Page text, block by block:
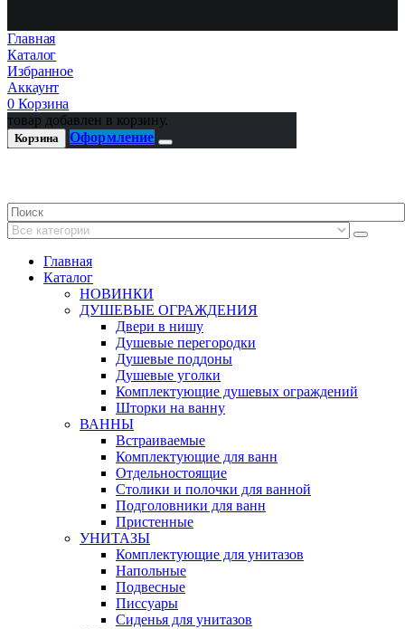
Главная
Каталог
Избранное
Аккаунт
0 Корзина
товар добавлен в корзину.
Корзина Оформление
Главная
Каталог
НОВИНКИ
ДУШЕВЫЕ ОГРАЖДЕНИЯ
Двери в нишу
Душевые перегородки
Душевые поддоны
Душевые уголки
Комплектующие душевых ограждений
Шторки на ванну
ВАННЫ
Встраиваемые
Комплектующие для ванн
Отдельностоящие
Столики и полочки для ванной
Подголовники для ванн
Пристенные
УНИТАЗЫ
Комплектующие для унитазов
Напольные
Подвесные
Писсуары
Сиденья для унитазов